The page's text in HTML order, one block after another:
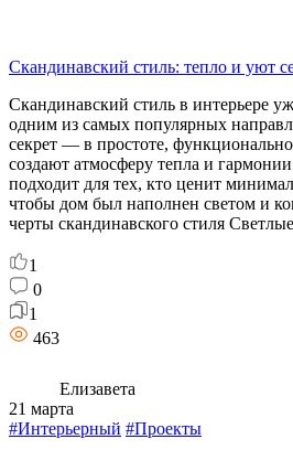
Скандинавский стиль: тепло и уют
Скандинавский стиль в интерьере
одним из самых популярных
секрет — в простоте,
создают атмосферу тепла и
подходит для тех, кто ценит
чтобы дом был наполнен светом и
черты скандинавского стиля
1
0
1
463
Елизавета
21 марта
#Интерьерный #Проекты